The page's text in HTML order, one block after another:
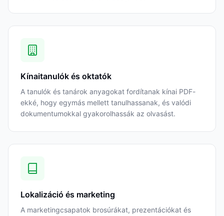
Kínaitanulók és oktatók
A tanulók és tanárok anyagokat fordítanak kínai PDF-
ekké, hogy egymás mellett tanulhassanak, és valódi
dokumentumokkal gyakorolhassák az olvasást.
Lokalizáció és marketing
A marketingcsapatok brosúrákat, prezentációkat és